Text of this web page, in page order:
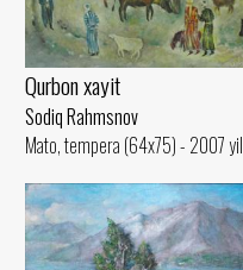
Qurbon xayit
Sodiq Rahmsnov
Mato, tempera (64x75) - 2007 yil